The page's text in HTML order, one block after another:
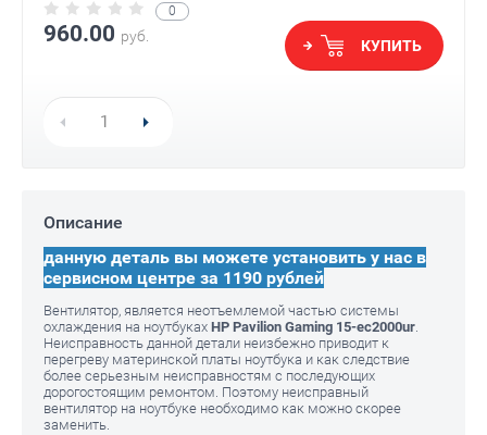
0
960.00 руб.
КУПИТЬ
Описание
данную деталь вы можете установить у нас в
сервисном центре за 1190 рублей
Вентилятор, является неотъемлемой частью системы
охлаждения на ноутбуках HP Pavilion Gaming 15-ec2000ur.
Неисправность данной детали неизбежно приводит к
перегреву материнской платы ноутбука и как следствие
более серьезным неисправностям с последующих
дорогостоящим ремонтом. Поэтому неисправный
вентилятор на ноутбуке необходимо как можно скорее
заменить.